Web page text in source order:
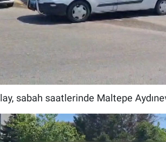
sabah saatlerinde Maltepe